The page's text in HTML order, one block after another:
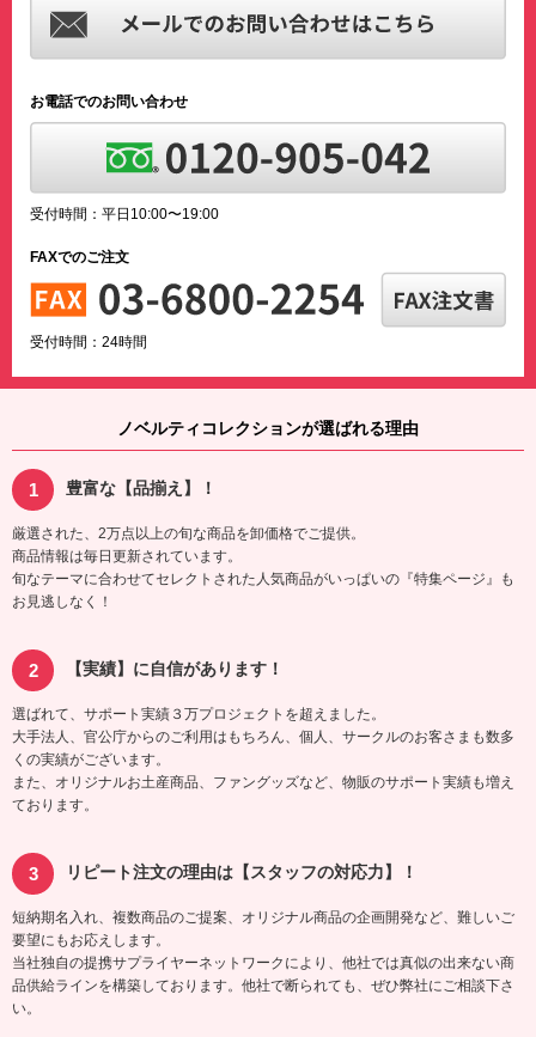
お電話でのお問い合わせ
受付時間：平日10:00〜19:00
FAXでのご注文
受付時間：24時間
ノベルティコレクションが選ばれる理由
豊富な【品揃え】！
厳選された、2万点以上の旬な商品を卸価格でご提供。
商品情報は毎日更新されています。
旬なテーマに合わせてセレクトされた人気商品がいっぱいの『特集ページ』も
お見逃しなく！
【実績】に自信があります！
選ばれて、サポート実績３万プロジェクトを超えました。
大手法人、官公庁からのご利用はもちろん、個人、サークルのお客さまも数多
くの実績がございます。
また、オリジナルお土産商品、ファングッズなど、物販のサポート実績も増え
ております。
リピート注文の理由は【スタッフの対応力】！
短納期名入れ、複数商品のご提案、オリジナル商品の企画開発など、難しいご
要望にもお応えします。
当社独自の提携サプライヤーネットワークにより、他社では真似の出来ない商
品供給ラインを構築しております。他社で断られても、ぜひ弊社にご相談下さ
い。